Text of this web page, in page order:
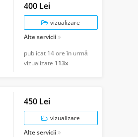
400 Lei
vizualizare
Alte servicii
publicat 14 ore în urmă
vizualizate 113x
450 Lei
vizualizare
Alte servicii